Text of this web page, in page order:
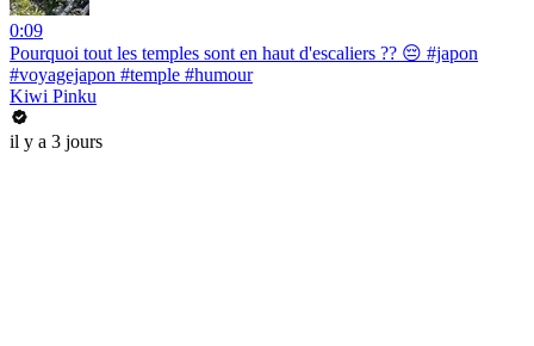
0:09
Pourquoi tout les temples sont en haut d'escaliers ?? 😔 #japon
#voyagejapon #temple #humour
Kiwi Pinku
il y a 3 jours